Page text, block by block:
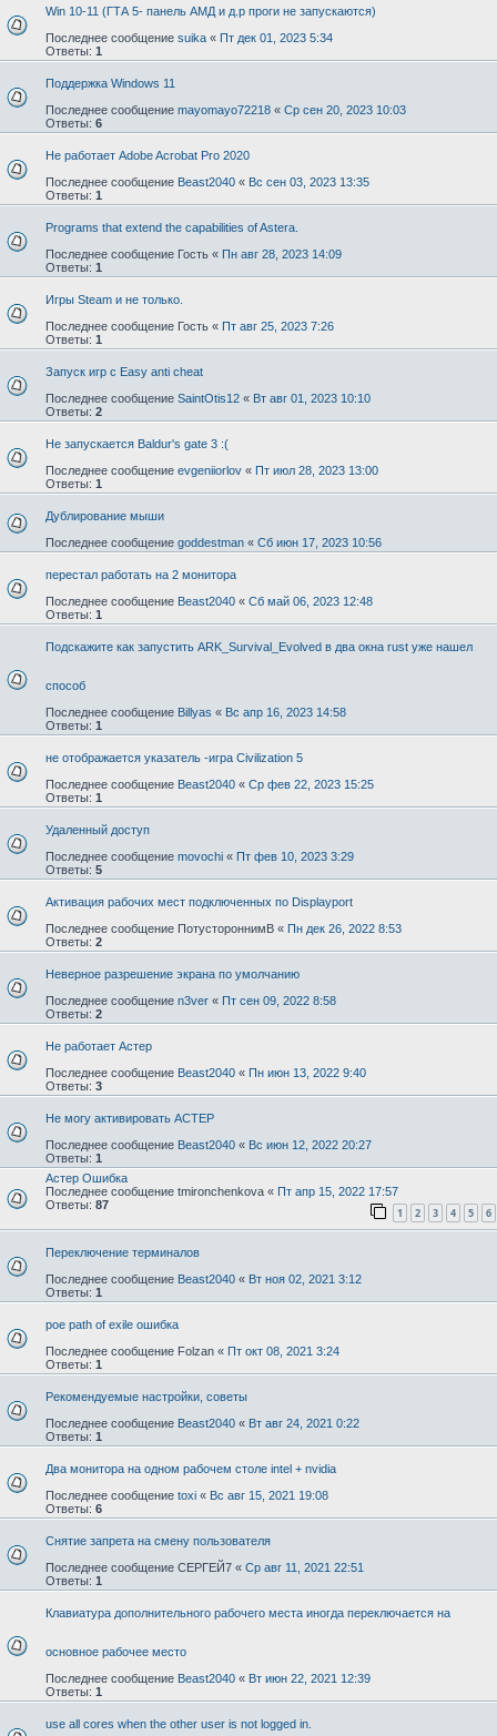
Win 10-11 (ГТА 5- панель АМД и д.р проги не запускаются)
Последнее сообщение suika « Пт дек 01, 2023 5:34
Ответы: 1
Поддержка Windows 11
Последнее сообщение mayomayo72218 « Ср сен 20, 2023 10:03
Ответы: 6
Не работает Adobe Acrobat Pro 2020
Последнее сообщение Beast2040 « Вс сен 03, 2023 13:35
Ответы: 1
Programs that extend the capabilities of Astera.
Последнее сообщение Гость « Пн авг 28, 2023 14:09
Ответы: 1
Игры Steam и не только.
Последнее сообщение Гость « Пт авг 25, 2023 7:26
Ответы: 1
Запуск игр с Easy anti cheat
Последнее сообщение SaintOtis12 « Вт авг 01, 2023 10:10
Ответы: 2
Не запускается Baldur's gate 3 :(
Последнее сообщение evgeniiorlov « Пт июл 28, 2023 13:00
Ответы: 1
Дублирование мыши
Последнее сообщение goddestman « Сб июн 17, 2023 10:56
перестал работать на 2 монитора
Последнее сообщение Beast2040 « Сб май 06, 2023 12:48
Ответы: 1
Подскажите как запустить ARK_Survival_Evolved в два окна rust уже нашел
способ
Последнее сообщение Billyas « Вс апр 16, 2023 14:58
Ответы: 1
не отображается указатель -игра Civilization 5
Последнее сообщение Beast2040 « Ср фев 22, 2023 15:25
Ответы: 1
Удаленный доступ
Последнее сообщение movochi « Пт фев 10, 2023 3:29
Ответы: 5
Активация рабочих мест подключенных по Displayport
Последнее сообщение ПотустороннимВ « Пн дек 26, 2022 8:53
Ответы: 2
Неверное разрешение экрана по умолчанию
Последнее сообщение n3ver « Пт сен 09, 2022 8:58
Ответы: 2
Не работает Астер
Последнее сообщение Beast2040 « Пн июн 13, 2022 9:40
Ответы: 3
Не могу активировать АСТЕР
Последнее сообщение Beast2040 « Вс июн 12, 2022 20:27
Ответы: 1
Астер Ошибка
Последнее сообщение tmironchenkova « Пт апр 15, 2022 17:57
Ответы: 87
1 2 3 4 5 6
Переключение терминалов
Последнее сообщение Beast2040 « Вт ноя 02, 2021 3:12
Ответы: 1
poe path of exile ошибка
Последнее сообщение Folzan « Пт окт 08, 2021 3:24
Ответы: 1
Рекомендуемые настройки, советы
Последнее сообщение Beast2040 « Вт авг 24, 2021 0:22
Ответы: 1
Два монитора на одном рабочем столе intel + nvidia
Последнее сообщение toxi « Вс авг 15, 2021 19:08
Ответы: 6
Снятие запрета на смену пользователя
Последнее сообщение СЕРГЕЙ7 « Ср авг 11, 2021 22:51
Ответы: 1
Клавиатура дополнительного рабочего места иногда переключается на
основное рабочее место
Последнее сообщение Beast2040 « Вт июн 22, 2021 12:39
Ответы: 1
use all cores when the other user is not logged in.